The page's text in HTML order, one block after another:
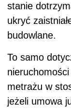
stanie
ukryć
budowlane.
To samo
metrażu w
jeżeli umowa